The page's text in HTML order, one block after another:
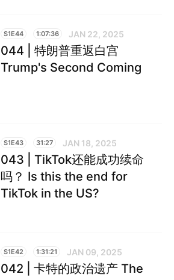
S1E44 1:07:36 JAN 22, 2025
044 | 特朗普重返白宫
Trump's Second Coming
S1E43 31:27 JAN 18, 2025
043 | TikTok还能成功续命
吗？ Is this the end for
TikTok in the US?
S1E42 1:31:21 JAN 09, 2025
042 | 卡特的政治遗产 The